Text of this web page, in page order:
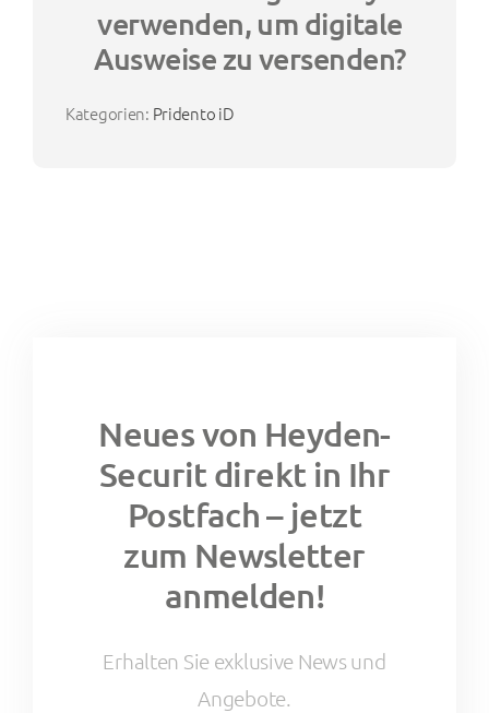
verwenden, um digitale
Ausweise zu versenden?
Kategorien: Pridento iD
Neues von Heyden-
Securit direkt in Ihr
Postfach – jetzt
zum Newsletter
anmelden!
Erhalten Sie exklusive News und
Angebote.